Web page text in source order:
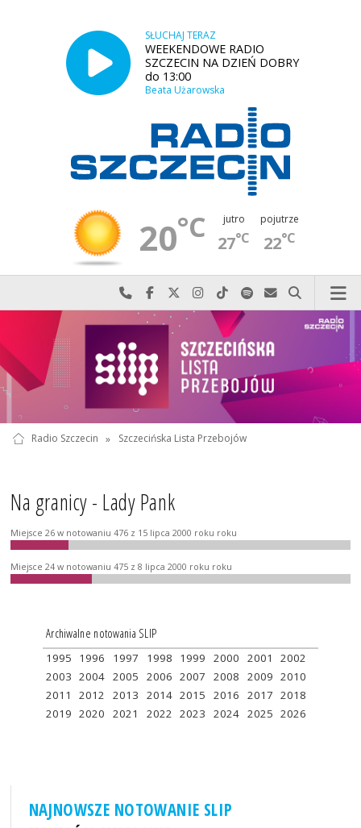
SŁUCHAJ TERAZ
WEEKENDOWE RADIO
SZCZECIN NA DZIEŃ DOBRY
do 13:00
Beata Użarowska
20°C jutro
27°C
pojutrze
22°C
Najlepiej po prostu do nas zadzwoń
Odwiedź nas na Facebook-u
Odwiedź nas na X
Odwiedź nas na Instagram-ie
Odwiedź nas na TikTok-u
Szukaj nas na Spotify
Wyślij do nas
Szukaj
Radio Szczecin » Szczecińska Lista Przebojów
Na granicy - Lady Pank
Miejsce 26 w notowaniu 476 z 15 lipca 2000 roku roku
Miejsce 24 w notowaniu 475 z 8 lipca 2000 roku roku
Archiwalne notowania SLIP
1995 1996 1997 1998 1999 2000 2001
2002
2003 2004 2005 2006 2007 2008 2009 2010
2011
2012 2013 2014 2015 2016 2017 2018
2019 2020 2021 2022 2023 2024 2025 2026
NAJNOWSZE NOTOWANIE SLIP